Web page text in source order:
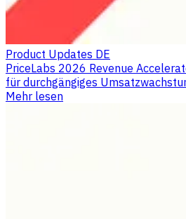
Product Updates DE
PriceLabs 2026 Revenue
für durchgängiges
Mehr lesen